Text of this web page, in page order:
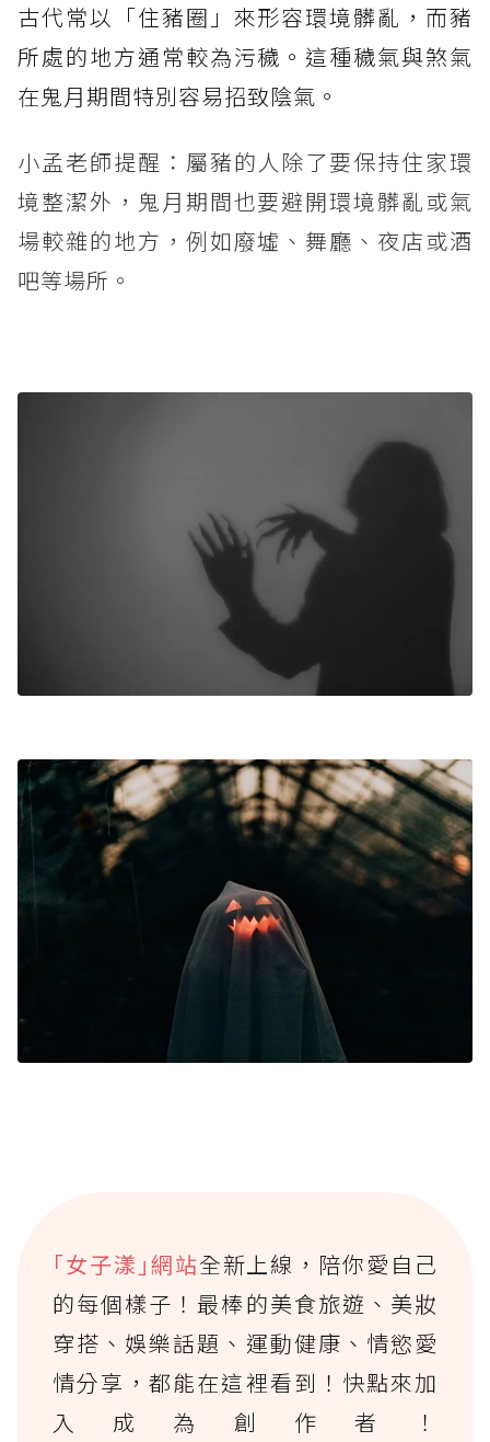
古代常以「住豬圈」來形容環境髒亂，而豬
所處的地方通常較為污穢。這種穢氣與煞氣
在鬼月期間特別容易招致陰氣。
小孟老師提醒：屬豬的人除了要保持住家環
境整潔外，鬼月期間也要避開環境髒亂或氣
場較雜的地方，例如廢墟、舞廳、夜店或酒
吧等場所。
｢女子漾｣網站全新上線，陪你愛自己
的每個樣子！最棒的美食旅遊、美妝
穿搭、娛樂話題、運動健康、情慾愛
情分享，都能在這裡看到！快點來加
入成為創作者！